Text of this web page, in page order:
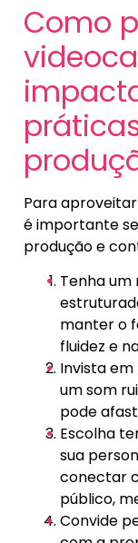
Como
Para
é importante
produção e
Tenha
manter o
fluidez e
Invista
um som
pode
Escolha
sua
conectar
público,
Convide